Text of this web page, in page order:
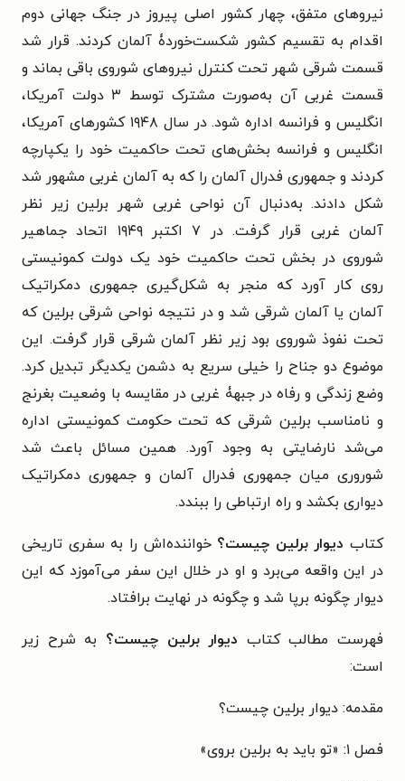
نیروهای متفق، چهار کشور اصلی پیروز در جنگ جهانی دوم
اقدام به تقسیم کشور شکست‌خوردۀ آلمان کردند. قرار شد
قسمت شرقی شهر تحت کنترل نیروهای شوروی باقی بماند و
قسمت غربی آن به‌صورت مشترک توسط ۳ دولت آمریکا،
انگلیس و فرانسه اداره شود. در سال ۱۹۴۸ کشورهای آمریکا،
انگلیس و فرانسه بخش‌های تحت حاکمیت خود را یکپارچه
کردند و جمهوری فدرال آلمان را که به آلمان غربی مشهور شد
شکل دادند. به‌دنبال آن نواحی غربی شهر برلین زیر نظر
آلمان غربی قرار گرفت. در ۷ اکتبر ۱۹۴۹ اتحاد جماهیر
شوروی در بخش تحت حاکمیت خود یک دولت کمونیستی
روی کار آورد که منجر به شکل‌گیری جمهوری دمکراتیک
آلمان یا آلمان شرقی شد و در نتیجه نواحی شرقی برلین که
تحت نفوذ شوروی بود زیر نظر آلمان شرقی قرار گرفت. این
موضوع دو جناح را خیلی سریع به دشمن یکدیگر تبدیل کرد.
وضع زندگی و رفاه در جبهۀ غربی در مقایسه با وضعیت بغرنج
و نامناسب برلین شرقی که تحت حکومت کمونیستی اداره
می‌شد نارضایتی به وجود آورد. همین مسائل باعث شد
شوروری میان جمهوری فدرال آلمان و جمهوری دمکراتیک
دیواری بکشد و راه ارتباطی را ببندد.
کتاب دیوار برلین چیست؟ خواننده‌اش را به سفری تاریخی
در این واقعه می‌برد و او در خلال این سفر می‌آموزد که این
دیوار چگونه برپا شد و چگونه در نهایت برافتاد.
فهرست مطالب کتاب دیوار برلین چیست؟ به شرح زیر
است:
مقدمه: دیوار برلین چیست؟
فصل ۱: «تو باید به برلین بروی»